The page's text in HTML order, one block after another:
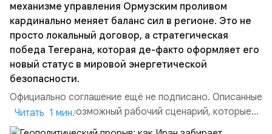
механизме управления Ормузским проливом
кардинально меняет баланс сил в регионе. Это не
просто локальный договор, а стратегическая
победа Тегерана, которая де-факто оформляет его
новый статус в мировой энергетической
безопасности.
Официально соглашение ещё не подписано. Описанные
пункты — это возможный рабочий сценарий, которые
скорее всего будут реализованы.Разбираем ключевые
Читать 1 мин.